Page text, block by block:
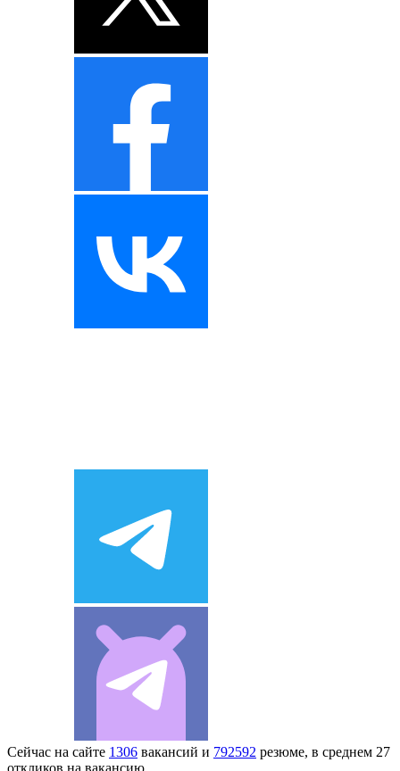
Сейчас на сайте 1306 вакансий и 792592 резюме, в среднем 27
откликов на вакансию